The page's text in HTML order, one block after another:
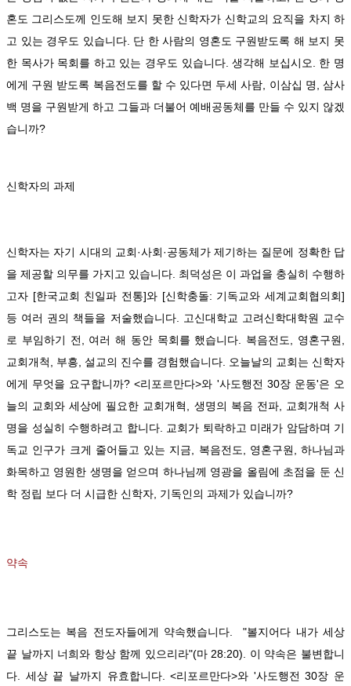
혼도 그리스도께 인도해 보지 못한 신학자가 신학교의 요직을 차지 하
고 있는 경우도 있습니다. 단 한 사람의 영혼도 구원받도록 해 보지 못
한 목사가 목회를 하고 있는 경우도 있습니다. 생각해 보십시오. 한 명
에게 구원 받도록 복음전도를 할 수 있다면 두세 사람, 이삼십 명, 삼사
백 명을 구원받게 하고 그들과 더불어 예배공동체를 만들 수 있지 않겠
습니까?
신학자의 과제
신학자는 자기 시대의 교회·사회·공동체가 제기하는 질문에 정확한 답
을 제공할 의무를 가지고 있습니다. 최덕성은 이 과업을 충실히 수행하
고자 [한국교회 친일파 전통]와 [신학충돌: 기독교와 세계교회협의회]
등 여러 권의 책들을 저술했습니다. 고신대학교 고려신학대학원 교수
로 부임하기 전, 여러 해 동안 목회를 했습니다. 복음전도, 영혼구원,
교회개척, 부흥, 설교의 진수를 경험했습니다. 오늘날의 교회는 신학자
에게 무엇을 요구합니까? <리포르만다>와 '사도행전 30장 운동'은 오
늘의 교회와 세상에 필요한 교회개혁, 생명의 복음 전파, 교회개척 사
명을 성실히 수행하려고 합니다. 교회가 퇴락하고 미래가 암담하며 기
독교 인구가 크게 줄어들고 있는 지금, 복음전도, 영혼구원, 하나님과
화목하고 영원한 생명을 얻으며 하나님께 영광을 올림에 초점을 둔 신
학 정립 보다 더 시급한 신학자, 기독인의 과제가 있습니까?
약속
그리스도는 복음 전도자들에게 약속했습니다. "볼지어다 내가 세상
끝 날까지 너희와 항상 함께 있으리라"(마 28:20). 이 약속은 불변합니
다. 세상 끝 날까지 유효합니다. <리포르만다>와 '사도행전 30장 운